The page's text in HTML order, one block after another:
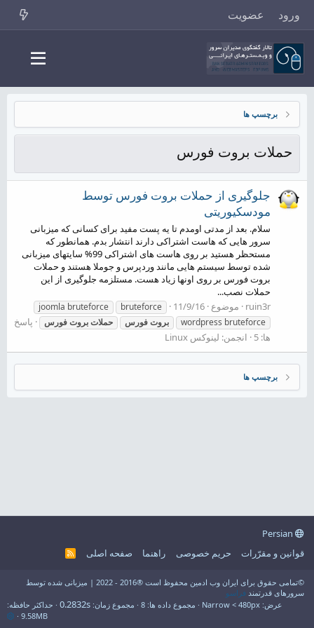
ورود عضویت
برچسپ ها
حملات بروت فورس
جلوگیری از حملات بروت فورس توسط
مودسکیوریتی
سلام. بعد از مدتی اومدم تا یه پست مفید برای کسانی که میزبانی
سرور هایی که هاست اشتراکی دارند انتشار بدم. همانطور که
مستحظر هستید بر روی هاست های اشتراکی 99% سایتهای میزبانی
شده توسط سیستم هایی مانند وردپرس و جوملا هستند و حملات
بروت فورس بر روی اونها زیاد هست. مستلزمه جلوگیری از این
حملات نصب...
ruin3r
موضوع 11/9/16
bruteforce
joomla bruteforce
wordpress bruteforce
بروتفورس حملاتبروتفورس
پاسخ
ها: 5
انجمن: لینوکس Linux
برچسپ ها
قوانین و مقرّرات
حریم خصوصی راهنما صفحه اصلی
R
©تمامی حقوق برای ایران وب ادمین محفوظ است ®2016 - 2022 | میزبانی شده توسط
سرورهای قدرتمند فراسو
عرض
مجموع داده ها 8 مجموع زمان 0.2832s
حداکثر حافظه
9.58MB